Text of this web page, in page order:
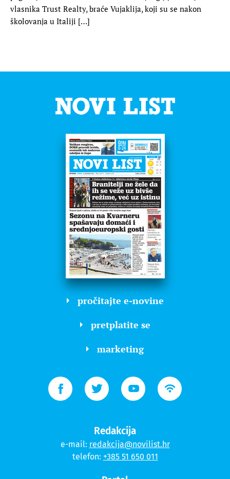
vlasnika Trust Realty, braće Vujaklija, koji su se nakon
školovanja u Italiji […]
pročitajte e-novine
pretplatite se
marketing
Redakcija
e-mail: redakcija@novilist.hr
telefon: +385 51 650 011